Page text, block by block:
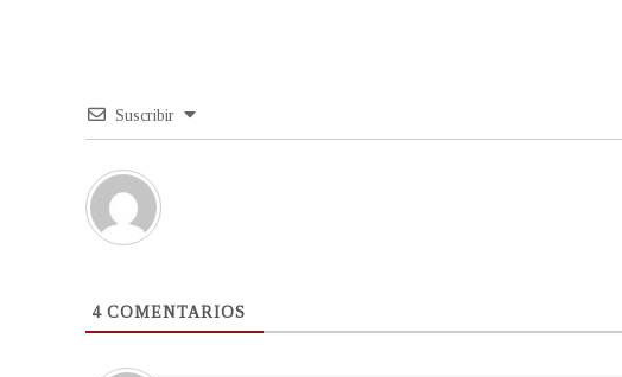
Suscribir
4COMENTARIOS